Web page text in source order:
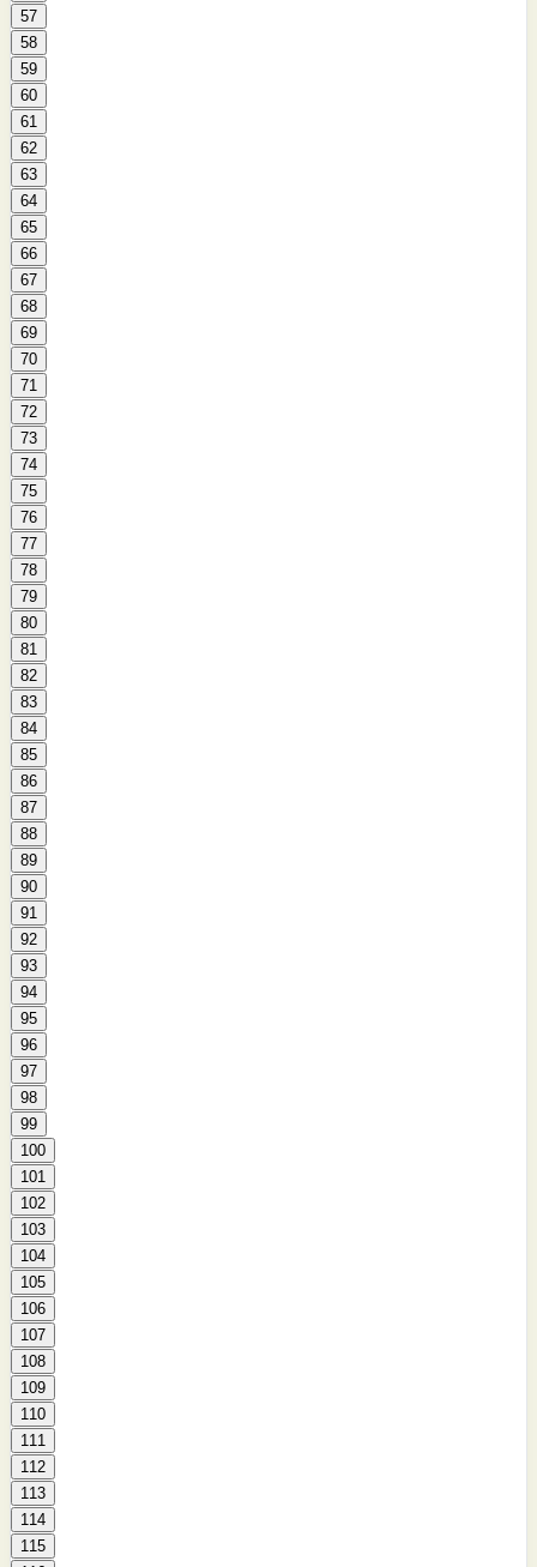
57
58
59
60
61
62
63
64
65
66
67
68
69
70
71
72
73
74
75
76
77
78
79
80
81
82
83
84
85
86
87
88
89
90
91
92
93
94
95
96
97
98
99
100
101
102
103
104
105
106
107
108
109
110
111
112
113
114
115